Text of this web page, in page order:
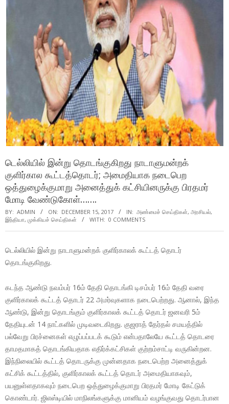
டெல்லியில் இன்று தொடங்குகிறது நாடாளுமன்றக்
குளிர்கால கூட்டத்தொடர்; அமைதியாக நடைபெற
ஒத்துழைக்குமாறு அனைத்துக் கட்சியினருக்கு பிரதமர்
மோடி வேண்டுகோள்…….
BY: ADMIN ON: DECEMBER 15, 2017 IN: அண்மைச் செய்திகள், அரசியல்,
இந்தியா, முக்கியச் செய்திகள் WITH: 0 COMMENTS
டெல்லியில் இன்று நாடாளுமன்றக் குளிர்காலக் கூட்டத் தொடர்
தொடங்குகிறது.
கடந்த ஆண்டு நவம்பர் 16ம் தேதி தொடங்கி டிசம்பர் 16ம் தேதி வரை
குளிர்காலக் கூட்டத் தொடர் 22 அமர்வுகளாக நடைபெற்றது. ஆனால், இந்த
ஆண்டு, இன்று தொடங்கும் குளிர்காலக் கூட்டத் தொடர் ஜனவரி 5ம்
தேதியுடன் 14 நாட்களில் முடிவடைகிறது. குஜராத் தேர்தல் சமயத்தில்
பல்வேறு பிரச்னைகள் எழுப்பப்படக் கூடும் என்பதாலேயே கூட்டத் தொடரை
தாமதமாகத் தொடங்கியதாக எதிர்க்கட்சிகள் குற்றம்சாட்டி வருகின்றன.
இந்நிலையில் கூட்டத் தொடருக்கு முன்னதாக நடைபெற்ற அனைத்துக்
கட்சிக் கூட்டத்தில், குளிர்காலக் கூட்டத் தொடர் அமைதியாகவும்,
பயனுள்ளதாகவும் நடைபெற ஒத்துழைக்குமாறு பிரதமர் மோடி கேட்டுக்
கொண்டார். ஜிஎஸ்டியில் மாநிலங்களுக்கு மானியம் வழங்குவது தொடர்பான